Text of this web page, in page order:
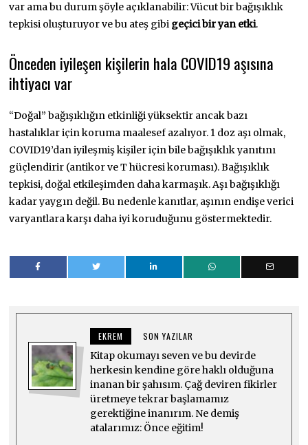
var ama bu durum şöyle açıklanabilir: Vücut bir bağışıklık
tepkisi oluşturuyor ve bu ateş gibi geçici bir yan etki.
Önceden iyileşen kişilerin hala COVID19 aşısına
ihtiyacı var
“Doğal” bağışıklığın etkinliği yüksektir ancak bazı
hastalıklar için koruma maalesef azalıyor. 1 doz aşı olmak,
COVID19’dan iyileşmiş kişiler için bile bağışıklık yanıtını
güçlendirir (antikor ve T hücresi koruması). Bağışıklık
tepkisi, doğal etkileşimden daha karmaşık. Aşı bağışıklığı
kadar yaygın değil. Bu nedenle kanıtlar, aşının endişe verici
varyantlara karşı daha iyi koruduğunu göstermektedir.
EKREM SON YAZILAR
Kitap okumayı seven ve bu devirde
herkesin kendine göre haklı olduğuna
inanan bir şahısım. Çağ deviren fikirler
üretmeye tekrar başlamamız
gerektiğine inanırım. Ne demiş
atalarımız: Önce eğitim!